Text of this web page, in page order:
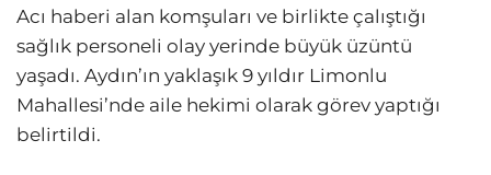
Acı haberi alan komşuları ve birlikte çalıştığı
sağlık personeli olay yerinde büyük üzüntü
yaşadı. Aydın’ın yaklaşık 9 yıldır Limonlu
Mahallesi’nde aile hekimi olarak görev yaptığı
belirtildi.